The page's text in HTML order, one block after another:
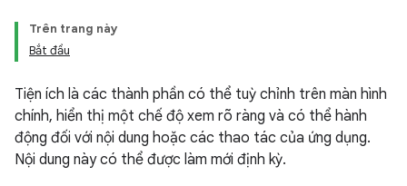
Trên trang này
Bắt đầu
Tiện ích là các thành phần có thể tuỳ chỉnh trên màn hình
chính, hiển thị một chế độ xem rõ ràng và có thể hành
động đối với nội dung hoặc các thao tác của ứng dụng.
Nội dung này có thể được làm mới định kỳ.